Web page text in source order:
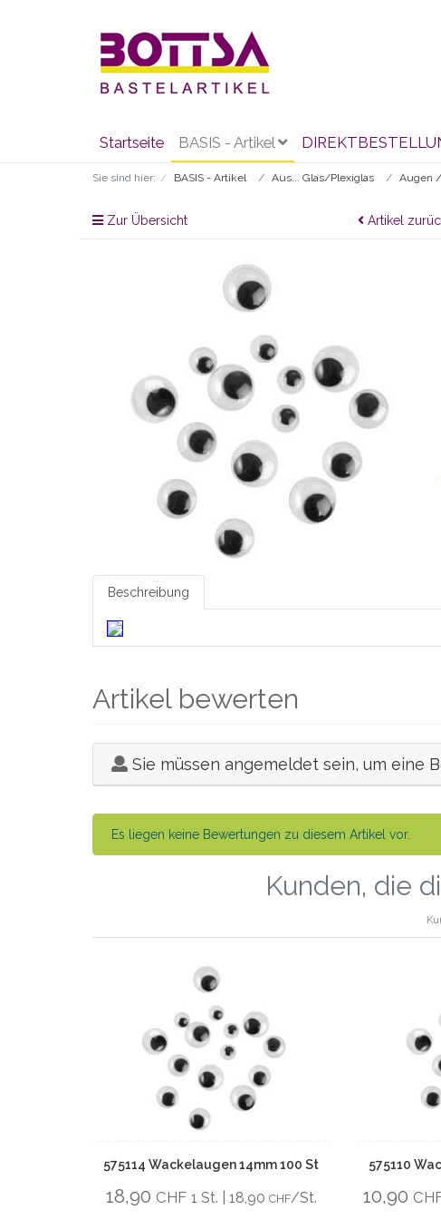
Startseite BASIS - Artikel
Sie sind hier: BASIS - Artikel Aus... Glas/Plexiglas Augen
Zur Übersicht Artikel
Beschreibung
Artikel bewerten
Sie müssen angemeldet sein, um eine
Es liegen keine Bewertungen zu diesem Artikel vor.
Kunden, die
575114 Wackelaugen 14mm 100 St
18,90 CHF 1 St. | 18,90 CHF/St.
575110
10,90